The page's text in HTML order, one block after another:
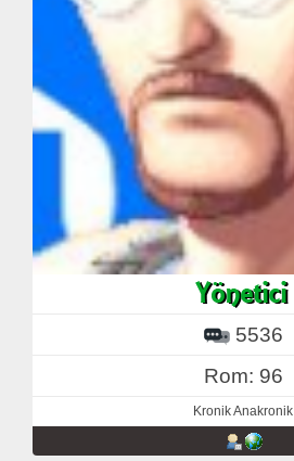
5536
Rom: 96
Kronik Anakronik